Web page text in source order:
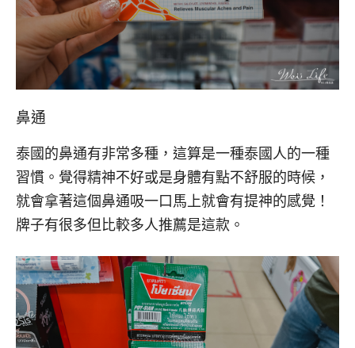
鼻通
泰國的鼻通有非常多種，這算是一種泰國人的一種
習慣。覺得精神不好或是身體有點不舒服的時候，
就會拿著這個鼻通吸一口馬上就會有提神的感覺！
牌子有很多但比較多人推薦是這款。